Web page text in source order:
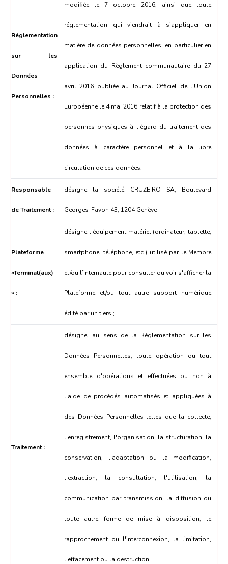
Réglementation
sur les
Données
Personnelles :
modifiée le 7 octobre 2016, ainsi que toute
réglementation qui viendrait à s’appliquer en
matière de données personnelles, en particulier en
application du Règlement communautaire du 27
avril 2016 publiée au Journal Officiel de l’Union
Européenne le 4 mai 2016 relatif à la protection des
personnes physiques à l'égard du traitement des
données à caractère personnel et à la libre
circulation de ces données.
Responsable
de Traitement :
désigne la société CRUZEIRO SA, Boulevard
Georges-Favon 43, 1204 Genève
Plateforme
«Terminal(aux)
» :
désigne l'équipement matériel (ordinateur, tablette,
smartphone, téléphone, etc.) utilisé par le Membre
et/ou l’internaute pour consulter ou voir s'afficher la
Plateforme et/ou tout autre support numérique
édité par un tiers ;
Traitement :
désigne, au sens de la Réglementation sur les
Données Personnelles, toute opération ou tout
ensemble d'opérations et effectuées ou non à
l'aide de procédés automatisés et appliquées à
des Données Personnelles telles que la collecte,
l'enregistrement, l'organisation, la structuration, la
conservation, l'adaptation ou la modification,
l'extraction, la consultation, l'utilisation, la
communication par transmission, la diffusion ou
toute autre forme de mise à disposition, le
rapprochement ou l'interconnexion, la limitation,
l'effacement ou la destruction.